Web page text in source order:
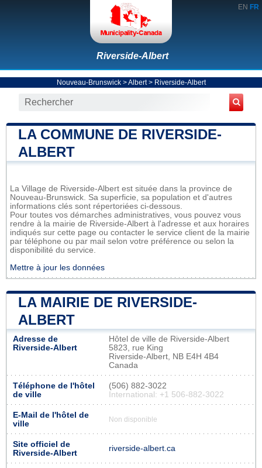
EN FR
Riverside-Albert
Nouveau-Brunswick>Albert> Riverside-Albert
LA COMMUNE DE RIVERSIDE-
ALBERT
La Village de Riverside-Albert est située dans la province de
Nouveau-Brunswick. Sa superficie, sa population et d'autres
informations clés sont répertoriées ci-dessous.
Pour toutes vos démarches administratives, vous pouvez vous
rendre à la mairie de Riverside-Albert à l'adresse et aux horaires
indiqués sur cette page ou contacter le service client de la mairie
par téléphone ou par mail selon votre préférence ou selon la
disponibilité du service.
Mettre à jour les données
LA MAIRIE DE RIVERSIDE-
ALBERT
Adresse de
Riverside-Albert
Hôtel de ville de Riverside-Albert
5823, rue King
Riverside-Albert, NB E4H 4B4
Canada
Téléphone de l'hôtel
de ville
(506) 882-3022
International: +1 506-882-3022
E-Mail de l'hôtel de
ville
Non disponible
Site officiel de
Riverside-Albert
riverside-albert.ca